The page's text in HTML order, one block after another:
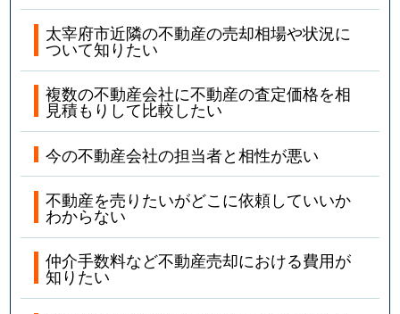
太宰府市近隣の不動産の売却相場や状況に
ついて知りたい
複数の不動産会社に不動産の査定価格を相
見積もりして比較したい
今の不動産会社の担当者と相性が悪い
不動産を売りたいがどこに依頼していいか
わからない
仲介手数料など不動産売却における費用が
知りたい